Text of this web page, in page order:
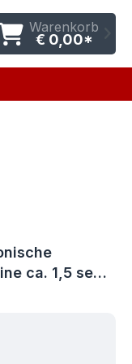
Warenkorb
€ 0,00*
ca. 1,5 se…